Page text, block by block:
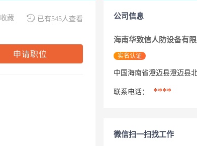
已有545人查看
收藏
申请职位
公司信息
海南华致信人防设备有限
实名认证
中国海南省澄迈县澄迈县
联系电话： ****
微信扫一扫找工作